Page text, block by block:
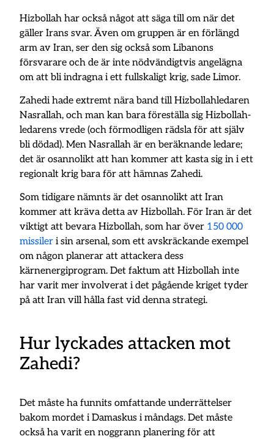
Hizbollah har också något att säga till om när det
gäller Irans svar. Även om gruppen är en förlängd
arm av Iran, ser den sig också som Libanons
försvarare och de är inte nödvändigtvis angelägna
om att bli indragna i ett fullskaligt krig, sade Limor.
Zahedi hade extremt nära band till Hizbollahledaren
Nasrallah, och man kan bara föreställa sig Hizbollah-
ledarens vrede (och förmodligen rädsla för att själv
bli dödad). Men Nasrallah är en beräknande ledare;
det är osannolikt att han kommer att kasta sig in i ett
regionalt krig bara för att hämnas Zahedi.
Som tidigare nämnts är det osannolikt att Iran
kommer att kräva detta av Hizbollah. För Iran är det
viktigt att bevara Hizbollah, som har över 150 000
missiler i sin arsenal, som ett avskräckande exempel
om någon planerar att attackera dess
kärnenergiprogram. Det faktum att Hizbollah inte
har varit mer involverat i det pågående kriget tyder
på att Iran vill hålla fast vid denna strategi.
Hur lyckades attacken mot
Zahedi?
Det måste ha funnits omfattande underrättelser
bakom mordet i Damaskus i måndags. Det måste
också ha varit en noggrann planering för att